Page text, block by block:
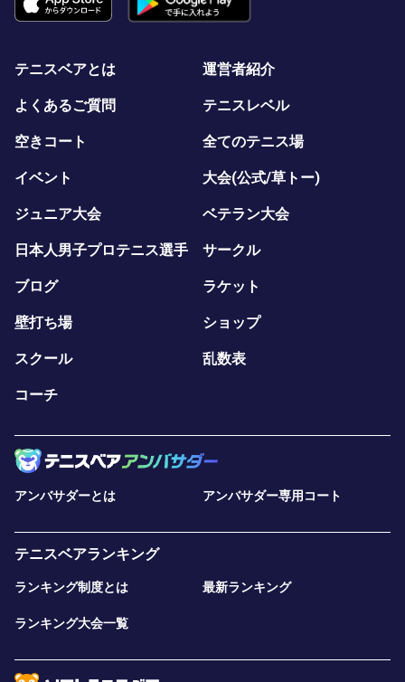
テニスベアとは 運営者紹介
よくあるご質問 テニスレベル
空きコート 全てのテニス場
イベント 大会(公式/草トー)
ジュニア大会 ベテラン大会
日本人男子プロテニス選手 サークル
ブログ ラケット
壁打ち場 ショップ
スクール 乱数表
コーチ
アンバサダーとは アンバサダー専用コート
テニスベアランキング
ランキング制度とは 最新ランキング
ランキング大会一覧